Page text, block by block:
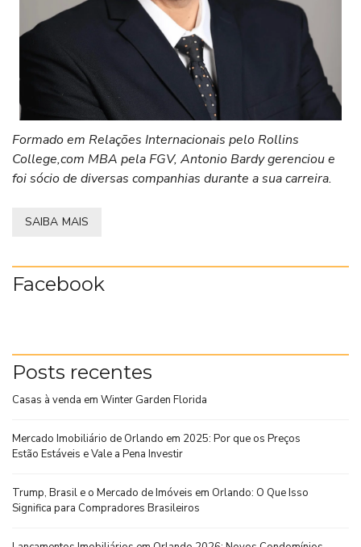
Formado em Relações Internacionais pelo Rollins
College,com MBA pela FGV, Antonio Bardy gerenciou e
foi sócio de diversas companhias durante a sua carreira.
SAIBA MAIS
Facebook
Posts recentes
Casas à venda em Winter Garden Florida
Mercado Imobiliário de Orlando em 2025: Por que os Preços
Estão Estáveis e Vale a Pena Investir
Trump, Brasil e o Mercado de Imóveis em Orlando: O Que Isso
Significa para Compradores Brasileiros